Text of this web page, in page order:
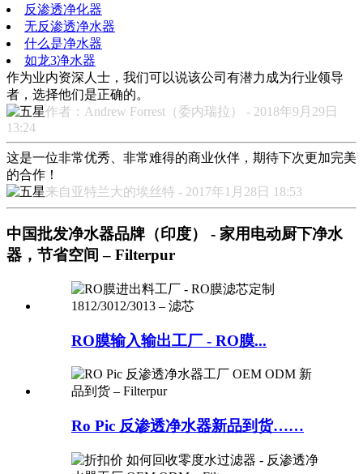
反渗透净化器
无反渗透净水器
什么是净水器
如龙3净水器
作为业内资深人士，我们可以说该公司有潜力成为行业领导
者，选择他们是正确的。
作者：Andrew Forrest（委内瑞拉） - 2018年9月29日
13:24
这是一位非常优秀、非常难得的商业伙伴，期待下次更加完美
的合作！
来自亚特兰大的埃丝特 - 2017年1月28日 18:53
中国批发净水器品牌（印度） - 家用电动厨下净水
器，节省空间 – Filterpur
RO膜输入输出工厂 - RO膜...
Ro Pic 反渗透净水器新品到货……